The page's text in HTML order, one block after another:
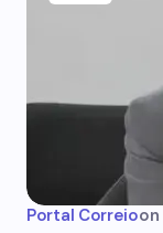
Portal Correioon